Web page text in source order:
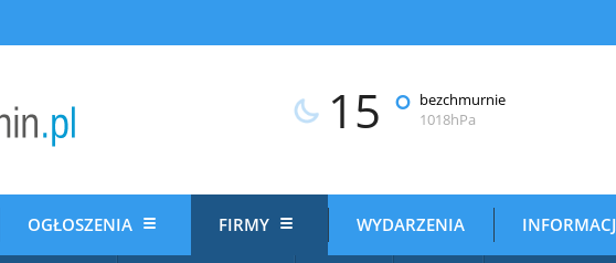
15 ° bezchmurnie
1018hPa
OGŁOSZENIA FIRMY WYDARZENIA